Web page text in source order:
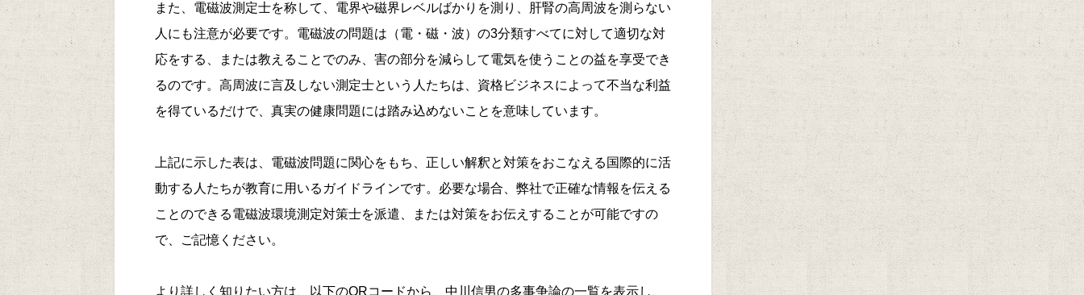
また、電磁波測定士を称して、電界や磁界レベルばかりを測り、肝腎の高周波を測らない
人にも注意が必要です。電磁波の問題は（電・磁・波）の3分類すべてに対して適切な対
応をする、または教えることでのみ、害の部分を減らして電気を使うことの益を享受でき
るのです。高周波に言及しない測定士という人たちは、資格ビジネスによって不当な利益
を得ているだけで、真実の健康問題には踏み込めないことを意味しています。
上記に示した表は、電磁波問題に関心をもち、正しい解釈と対策をおこなえる国際的に活
動する人たちが教育に用いるガイドラインです。必要な場合、弊社で正確な情報を伝える
ことのできる電磁波環境測定対策士を派遣、または対策をお伝えすることが可能ですの
で、ご記憶ください。
より詳しく知りたい方は、以下のQRコードから、中川信男の多事争論の一覧を表示し、